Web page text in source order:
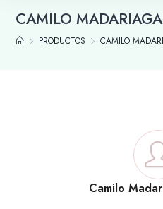
CAMILO
PRODUCTOS CAMILO
Camilo